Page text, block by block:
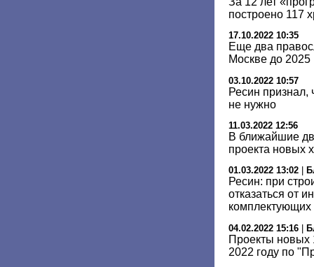
построено 117
17.10.2022 10:35
Еще два
Москве до 2025
03.10.2022 10:57
Ресин признал,
не нужно
11.03.2022 12:56
В ближайшие
проекта новых
01.03.2022 13:02
Ресин: при
отказаться от
комплектующих
04.02.2022 15:16 |
Проекты новых
2022 году по